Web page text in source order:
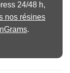
24/48 h,
nos résines
.